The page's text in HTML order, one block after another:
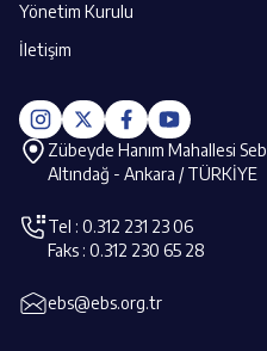
Yönetim Kurulu
İletişim
Zübeyde Hanım Mahallesi
Altındağ - Ankara / TÜRKİYE
Tel : 0.312 231 23 06
Faks : 0.312 230 65 28
ebs@ebs.org.tr